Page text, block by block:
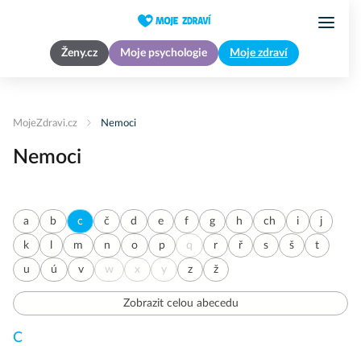
Ženy.cz Moje psychologie Moje zdraví
MojeZdravi.cz Nemoci
Nemoci
a b c č d e f g h ch i j
k m n o p q r ř s š t
u ú v w x y z ž
Zobrazit celou abecedu
C